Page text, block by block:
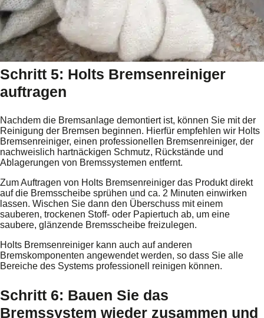
Schritt 5: Holts Bremsenreiniger
auftragen
Nachdem die Bremsanlage demontiert ist, können Sie mit der
Reinigung der Bremsen beginnen. Hierfür empfehlen wir Holts
Bremsenreiniger, einen professionellen Bremsenreiniger, der
nachweislich hartnäckigen Schmutz, Rückstände und
Ablagerungen von Bremssystemen entfernt.
Zum Auftragen von Holts Bremsenreiniger das Produkt direkt
auf die Bremsscheibe sprühen und ca. 2 Minuten einwirken
lassen. Wischen Sie dann den Überschuss mit einem
sauberen, trockenen Stoff- oder Papiertuch ab, um eine
saubere, glänzende Bremsscheibe freizulegen.
Holts Bremsenreiniger kann auch auf anderen
Bremskomponenten angewendet werden, so dass Sie alle
Bereiche des Systems professionell reinigen können.
Schritt 6: Bauen Sie das
Bremssystem wieder zusammen und